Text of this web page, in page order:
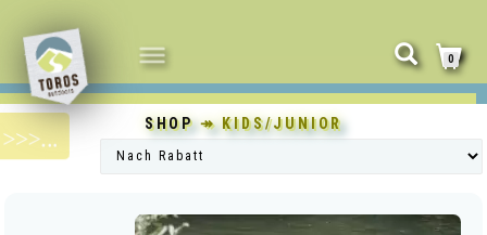
NAVIGATION
UMSCHALTEN
0
SHOP↠ KIDS/JUNIOR